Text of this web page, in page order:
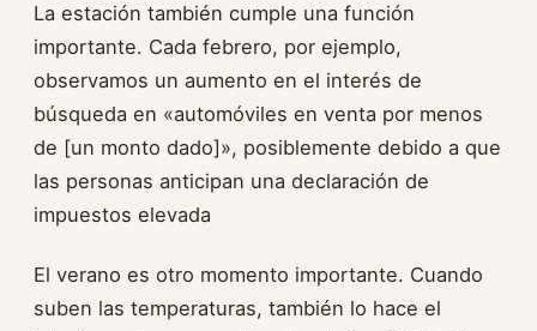
La estación también cumple una función
importante. Cada febrero, por ejemplo,
observamos un aumento en el interés de
búsqueda en «automóviles en venta por menos
de [un monto dado]», posiblemente debido a que
las personas anticipan una declaración de
impuestos elevada
El verano es otro momento importante. Cuando
suben las temperaturas, también lo hace el